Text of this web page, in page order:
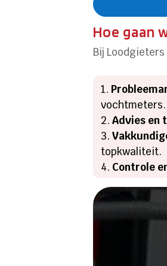
Hoe gaan
Bij
vochtmeters.
Advies en
topkwaliteit.
Controle